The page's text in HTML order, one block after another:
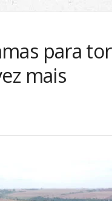
para
mais